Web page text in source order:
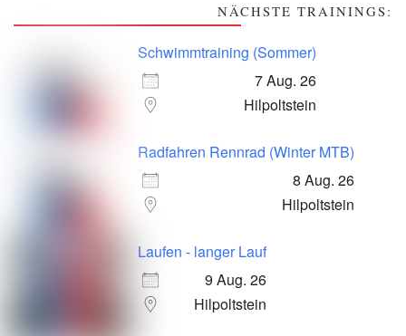
NÄCHSTE TRAININGS:
Schwimmtraining (Sommer)
7 Aug. 26
Hilpoltstein
Radfahren Rennrad (Winter MTB)
8 Aug. 26
Hilpoltstein
Laufen - langer Lauf
9 Aug. 26
Hilpoltstein